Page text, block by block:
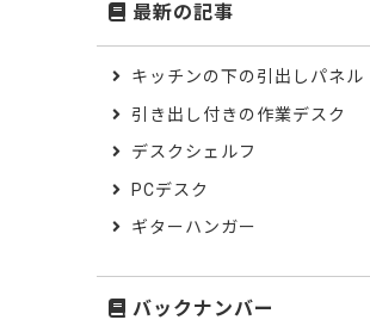
最新の記事
キッチンの下の引出しパネル
引き出し付きの作業デスク
デスクシェルフ
PCデスク
ギターハンガー
バックナンバー